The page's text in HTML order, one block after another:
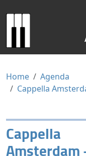
Home
Agenda
Cappella
Cappella
Amsterdam